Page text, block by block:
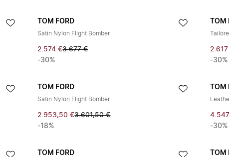
TOM FORD
Satin Nylon Flight Bomber
2.574 €3.677 €
-30%
TOM
-30%
TOM FORD
Satin Nylon Flight Bomber
2.953,50 €3.601,50 €
-18%
TOM
-30%
TOM FORD TOM